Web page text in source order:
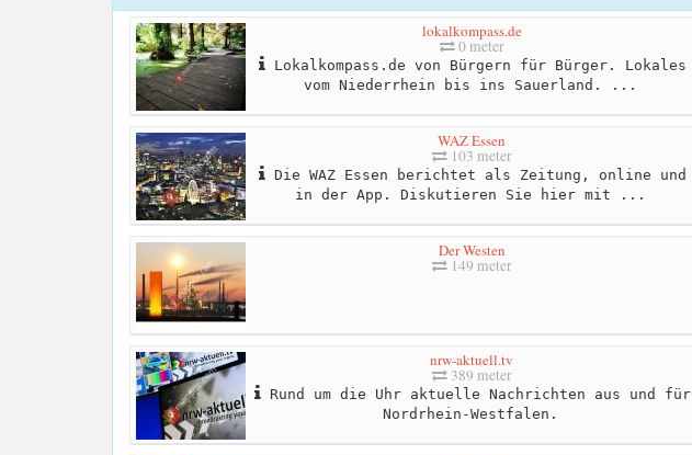
lokalkompass.de
0 meter
Lokalkompass.de von Bürgern für Bürger. Lokales
vom Niederrhein bis ins Sauerland. ...
WAZ Essen
103 meter
Die WAZ Essen berichtet als Zeitung, online und
in der App. Diskutieren Sie hier mit ...
Der Westen
149 meter
nrw-aktuell.tv
389 meter
Rund um die Uhr aktuelle Nachrichten aus und für
Nordrhein-Westfalen.